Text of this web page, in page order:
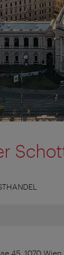
45, 1070 Wien